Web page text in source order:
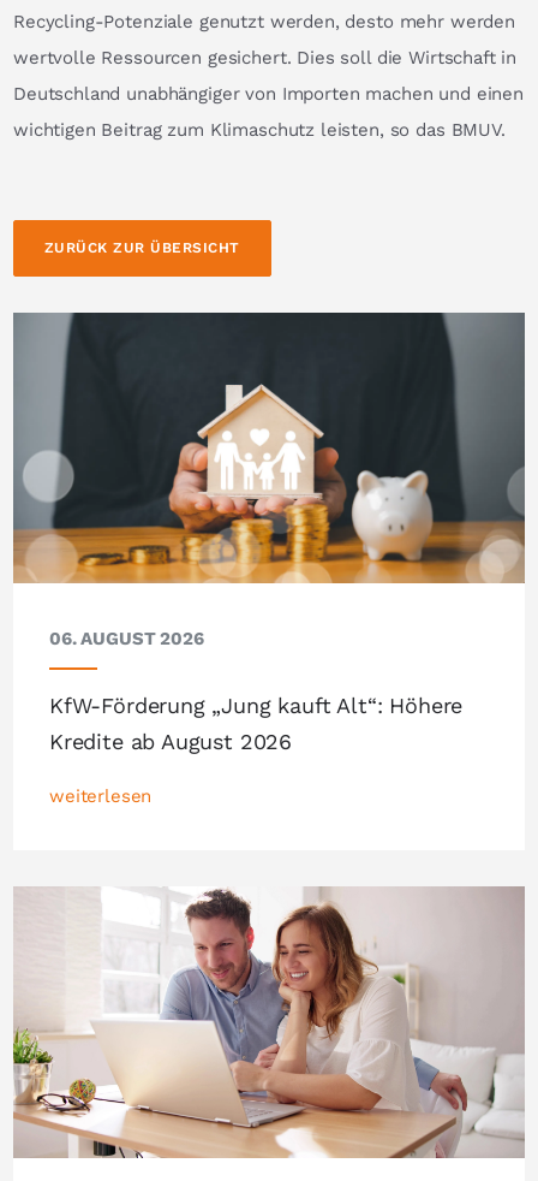
Recycling-Potenziale genutzt werden, desto mehr werden
wertvolle Ressourcen gesichert. Dies soll die Wirtschaft in
Deutschland unabhängiger von Importen machen und einen
wichtigen Beitrag zum Klimaschutz leisten, so das BMUV.
ZURÜCK ZUR ÜBERSICHT
06. AUGUST 2026
KfW-Förderung „Jung kauft Alt“: Höhere
Kredite ab August 2026
weiterlesen